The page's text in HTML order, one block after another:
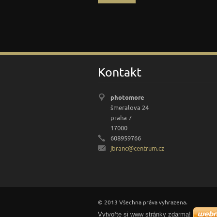
Kontakt
photomore
šmeralova 24
praha 7
17000
608959766
jbranc@centrum.cz
© 2013 Všechna práva vyhrazena.
Vytvořte si www stránky zdarma!